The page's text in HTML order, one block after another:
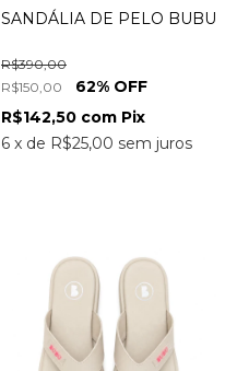
SANDÁLIA DE PELO BUBU
R$150,00
R$390,00
62% OFF
6 x de R$25,00 sem juros
R$142,50 com Pix